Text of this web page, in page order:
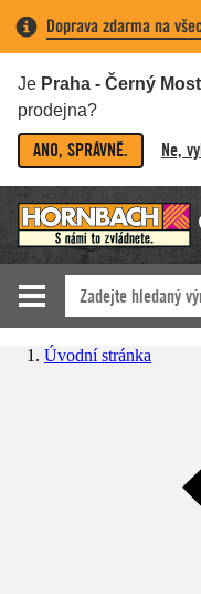
Doprava zdarma na
Je Praha - Černý Most
prodejna?
ANO, SPRÁVNĚ. Ne,
Úvodní stránka